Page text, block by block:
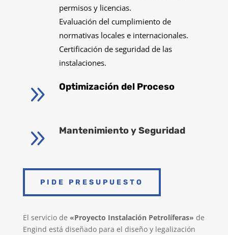
permisos y licencias.
Evaluación del cumplimiento de
normativas locales e internacionales.
Certificación de seguridad de las
instalaciones.
9 Optimización del Proceso
9 Mantenimiento y Seguridad
PIDE PRESUPUESTO
El servicio de «Proyecto Instalación Petrolíferas» de
Engind está diseñado para el diseño y legalización